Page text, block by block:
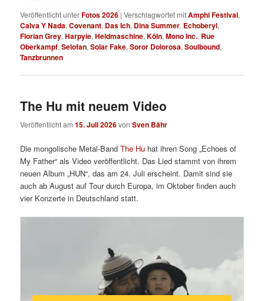
Veröffentlicht unterFotos 2026 |Verschlagwortet mitAmphi Festival,
Calva Y Nada,Covenant, Das Ich, Dina Summer, Echoberyl,
Florian Grey,Harpyie,Heldmaschine,Köln,Mono Inc., Rue
Oberkampf,Selofan,Solar Fake,Soror Dolorosa,Soulbound,
Tanzbrunnen
The Hu mit neuem Video
Veröffentlicht am15. Juli 2026vonSven Bähr
Die mongolische Metal-BandThe Hu hat ihren Song „Echoes of
My Father“ als Video veröffentlicht. Das Lied stammt von ihrem
neuen Album „HUN“, das am 24. Juli erscheint. Damit sind sie
auch ab August auf Tour durch Europa, im Oktober finden auch
vier Konzerte in Deutschland statt.